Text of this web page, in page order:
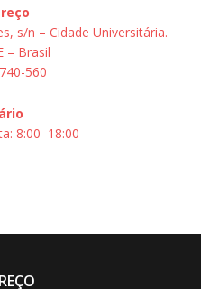
s/n – Cidade Universitária.
– Brasil
560
8:00–18:00